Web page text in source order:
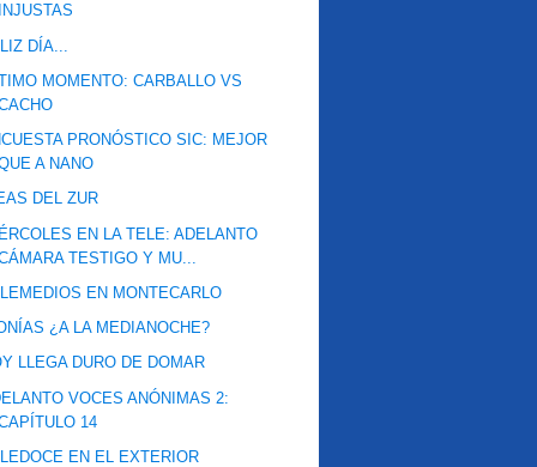
DÍA...
MOMENTO: CARBALLO VS
PRONÓSTICO SIC: MEJOR
A NANO
DEL ZUR
EN LA TELE: ADELANTO
TESTIGO Y MU...
EN MONTECARLO
¿A LA MEDIANOCHE?
LLEGA DURO DE DOMAR
VOCES ANÓNIMAS 2:
14
EN EL EXTERIOR